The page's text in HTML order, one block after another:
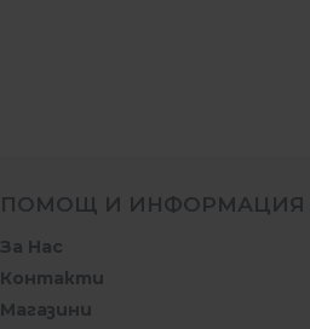
ПОМОЩ И ИНФОРМАЦИЯ
За Нас
Контакти
Магазини